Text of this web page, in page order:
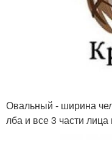
Овальный - ширина
лба и все 3 части